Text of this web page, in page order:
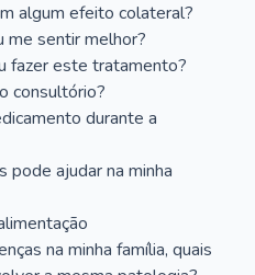
algum efeito colateral?
me sentir melhor?
fazer este tratamento?
consultório?
durante a
pode ajudar na minha
na minha família, quais